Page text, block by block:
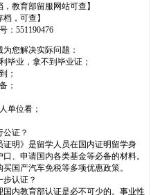
教育部留服网站可查】
，可查】
：551190476
您解决实际问题：
毕业，拿不到毕业证；
；
；
单位看；
证？
明》是留学人员在国内证明留学身
、申请国内各类基金等必备的材料。
国产汽车免税等多项优惠政策。
认证？
内教育部认证是必不可少的。事业性